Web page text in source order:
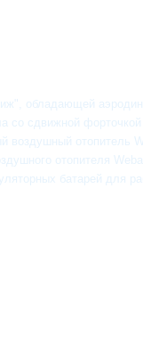
обладающей
со сдвижной
воздушный отопитель
отопителя
батарей для